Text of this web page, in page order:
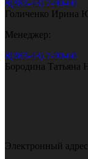
8(383-43) 7-90-60
Голиченко Ирина
Менеджер:
8(383-43) 7-90-60
Бородина Татьяна
Электронный